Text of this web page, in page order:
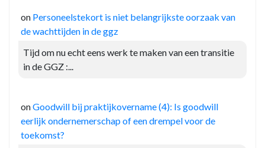
on Personeelstekort is niet belangrijkste oorzaak van
de wachttijden in de ggz
Tijd om nu echt eens werk te maken van een transitie
in de GGZ :...
onGoodwill bij praktijkovername (4): Is goodwill
eerlijk ondernemerschap of een drempel voor de
toekomst?